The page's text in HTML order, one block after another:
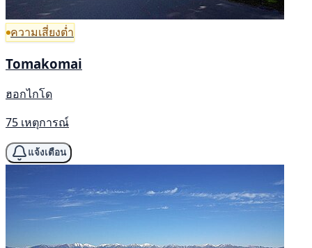
ความเสี่ยงต่ำ
Tomakomai
ฮอกไกโด
75 เหตุการณ์
แจ้งเตือน